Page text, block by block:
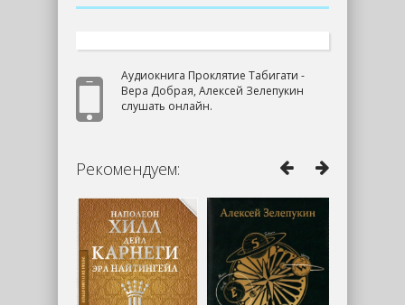
Аудиокнига Проклятие Табигати -
Вера Добрая, Алексей Зелепукин
слушать онлайн.
Рекомендуем: